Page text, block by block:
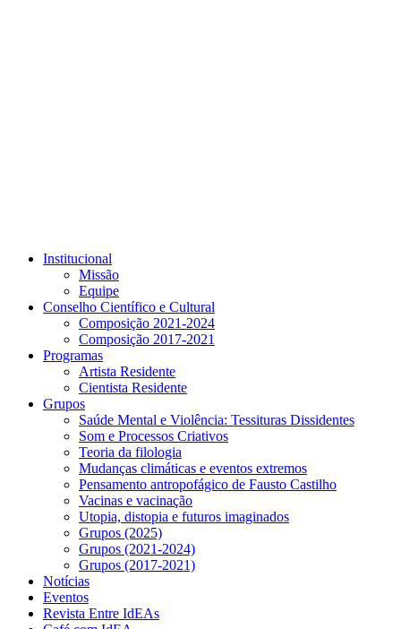
Institucional
Missão
Equipe
Conselho Científico e Cultural
Composição 2021-2024
Composição 2017-2021
Programas
Artista Residente
Cientista Residente
Grupos
Saúde Mental e Violência: Tessituras Dissidentes
Som e Processos Criativos
Teoria da filologia
Mudanças climáticas e eventos extremos
Pensamento antropofágico de Fausto Castilho
Vacinas e vacinação
Utopia, distopia e futuros imaginados
Grupos (2025)
Grupos (2021-2024)
Grupos (2017-2021)
Notícias
Eventos
Revista Entre IdEAs